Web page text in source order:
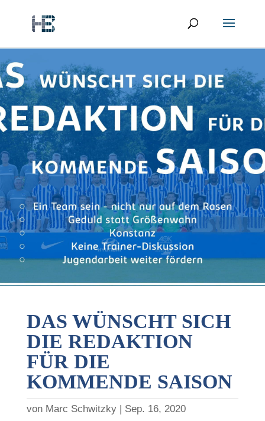
DAS WÜNSCHT SICH
DIE REDAKTION
FÜR DIE
KOMMENDE SAISON
von Marc Schwitzky Sep. 16, 2020